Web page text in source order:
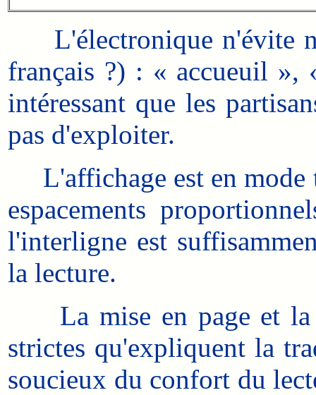
L'électronique n'évite
français ?) : « accueuil »,
intéressant que les
pas d'exploiter.
L'affichage est en mode
espacements
l'interligne est
la lecture.
La mise en page et la
strictes qu'expliquent la
soucieux du confort du